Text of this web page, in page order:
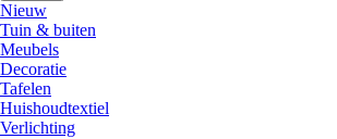
Nieuw
Tuin & buiten
Meubels
Decoratie
Tafelen
Huishoudtextiel
Verlichting